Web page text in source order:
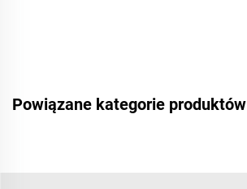
Powiązane kategorie produktów